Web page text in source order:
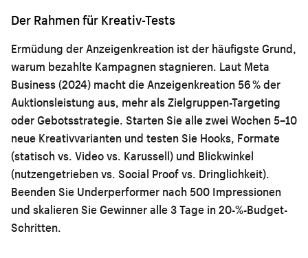
Der Rahmen für Kreativ-Tests
Ermüdung der Anzeigenkreation ist der häufigste Grund,
warum bezahlte Kampagnen stagnieren. Laut Meta
Business (2024) macht die Anzeigenkreation 56 % der
Auktionsleistung aus, mehr als Zielgruppen-Targeting
oder Gebotsstrategie. Starten Sie alle zwei Wochen 5–10
neue Kreativvarianten und testen Sie Hooks, Formate
(statisch vs. Video vs. Karussell) und Blickwinkel
(nutzengetrieben vs. Social Proof vs. Dringlichkeit).
Beenden Sie Underperformer nach 500 Impressionen
und skalieren Sie Gewinner alle 3 Tage in 20-%-Budget-
Schritten.